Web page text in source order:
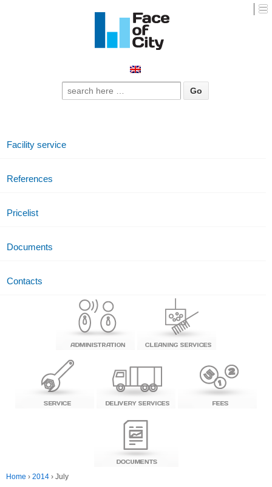
Search for:
Facility service
References
Pricelist
Documents
Contacts
Home › 2014 › July